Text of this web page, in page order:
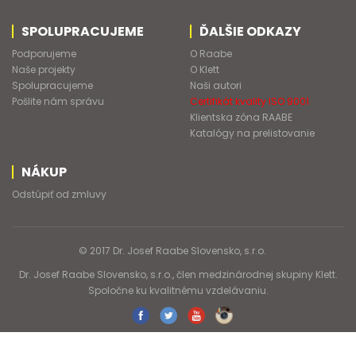
SPOLUPRACUJEME
Podporujeme
Naše projekty
Spolupracujeme
Pošlite nám správu
ĎALŠIE ODKAZY
O Raabe
O Klett
Naši autori
Certifikát kvality ISO 9001
Klientska zóna RAABE
Katalógy na prelistovanie
NÁKUP
Odstúpiť od zmluvy
© 2017 Dr. Josef Raabe Slovensko, s.r.o.
Dr. Josef Raabe Slovensko, s.r.o., člen medzinárodnej skupiny Klett.
Spoločne ku kvalitnému vzdelávaniu.